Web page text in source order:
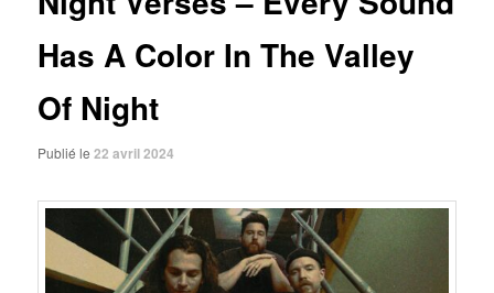
Has A Color In The Valley
Of Night
Publié le22 avril 2024